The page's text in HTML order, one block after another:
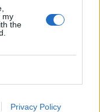
my
the
Privacy Policy